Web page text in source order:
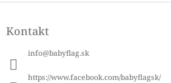
pKontakt
info@babyflag.sk
https://www.facebook.com/babyflagsk/